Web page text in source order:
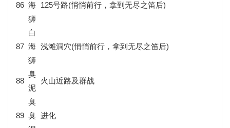
86 海
狮
125号路(悄悄前行，拿到无尽之笛后)
87
白
海
狮
浅滩洞穴(悄悄前行，拿到无尽之笛后)
88
臭
泥
火山近路及群战
89
臭
臭 进化